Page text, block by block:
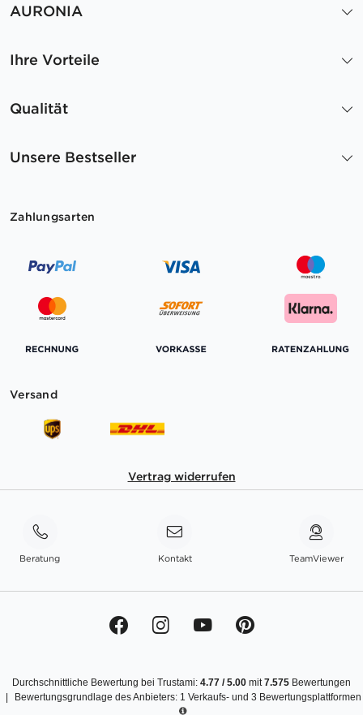
AURONIA
Ihre Vorteile
Qualität
Unsere Bestseller
Zahlungsarten
Versand
Vertrag widerrufen
Beratung Kontakt TeamViewer
Durchschnittliche Bewertung bei Trustami: 4.77 /5.00 mit7.575 Bewertungen
Bewertungsgrundlage des Anbieters: 1 Verkaufs- und 3 Bewertungsplattformen